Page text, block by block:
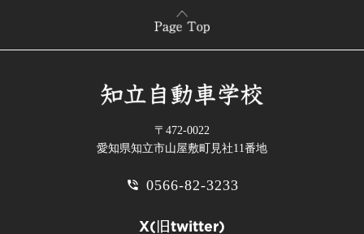
〒472-0022
愛知県知立市山屋敷町見社11番地
phone_in_talk 0566-82-3233
X(旧twitter)